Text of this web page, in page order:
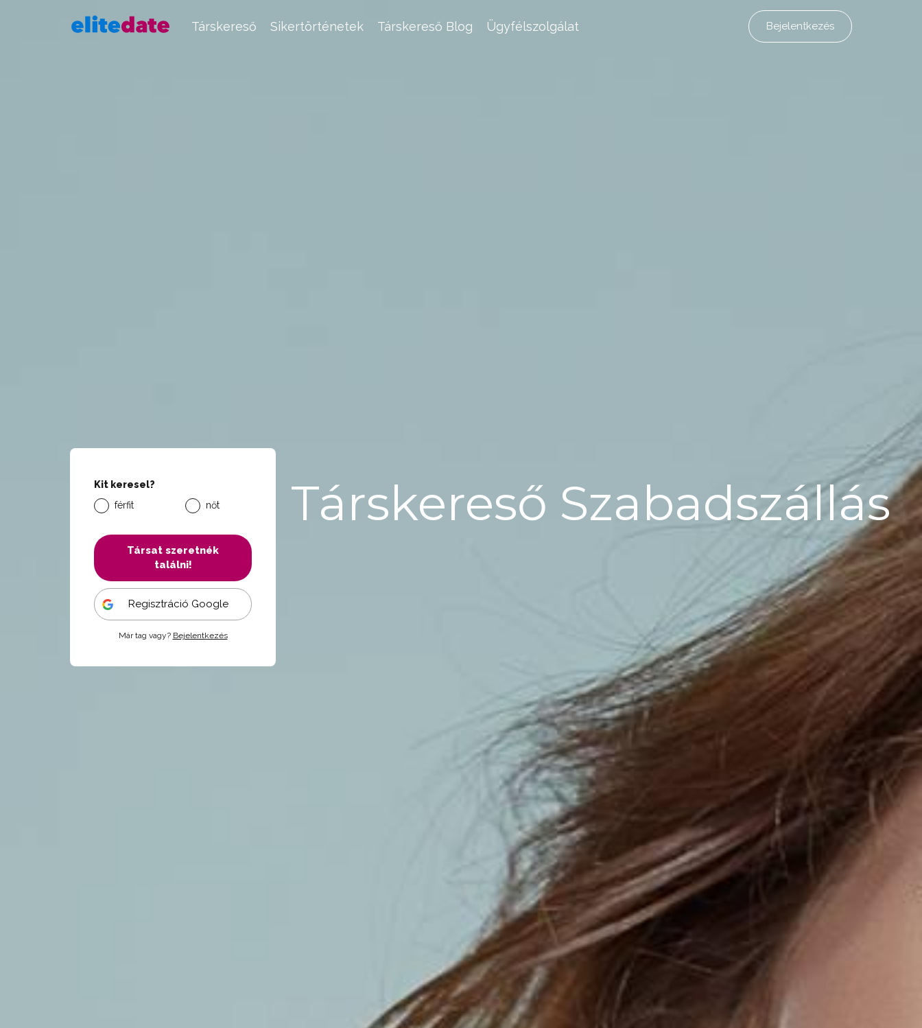
Társkereső Sikertörténetek Társkereső Blog Ügyfélszolgálat Bejelentkezés
Kit keresel?
férfit
nőt
Társat szeretnék
találni!
Regisztráció Google
Már tag vagy? Bejelentkezés
Társkereső Szabadszállás